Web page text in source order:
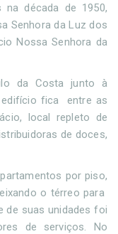
década de 1950,
Senhora da Luz dos
Nossa Senhora da
da Costa junto à
edifício fica entre as
local repleto de
de doces,
por piso,
o térreo para
de suas unidades foi
de serviços. No